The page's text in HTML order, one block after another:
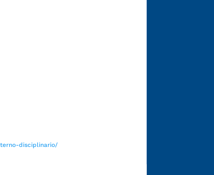
disciplinario/